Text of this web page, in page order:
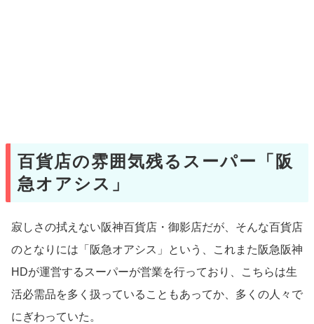
百貨店の雰囲気残るスーパー「阪
急オアシス」
寂しさの拭えない阪神百貨店・御影店だが、そんな百貨店
のとなりには「阪急オアシス」という、これまた阪急阪神
HDが運営するスーパーが営業を行っており、こちらは生
活必需品を多く扱っていることもあってか、多くの人々で
にぎわっていた。